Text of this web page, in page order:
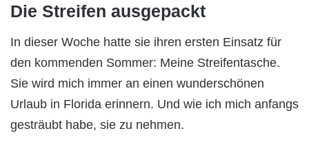
Die Streifen ausgepackt
In dieser Woche hatte sie ihren ersten Einsatz für
den kommenden Sommer: Meine Streifentasche.
Sie wird mich immer an einen wunderschönen
Urlaub in Florida erinnern. Und wie ich mich anfangs
gesträubt habe, sie zu nehmen.